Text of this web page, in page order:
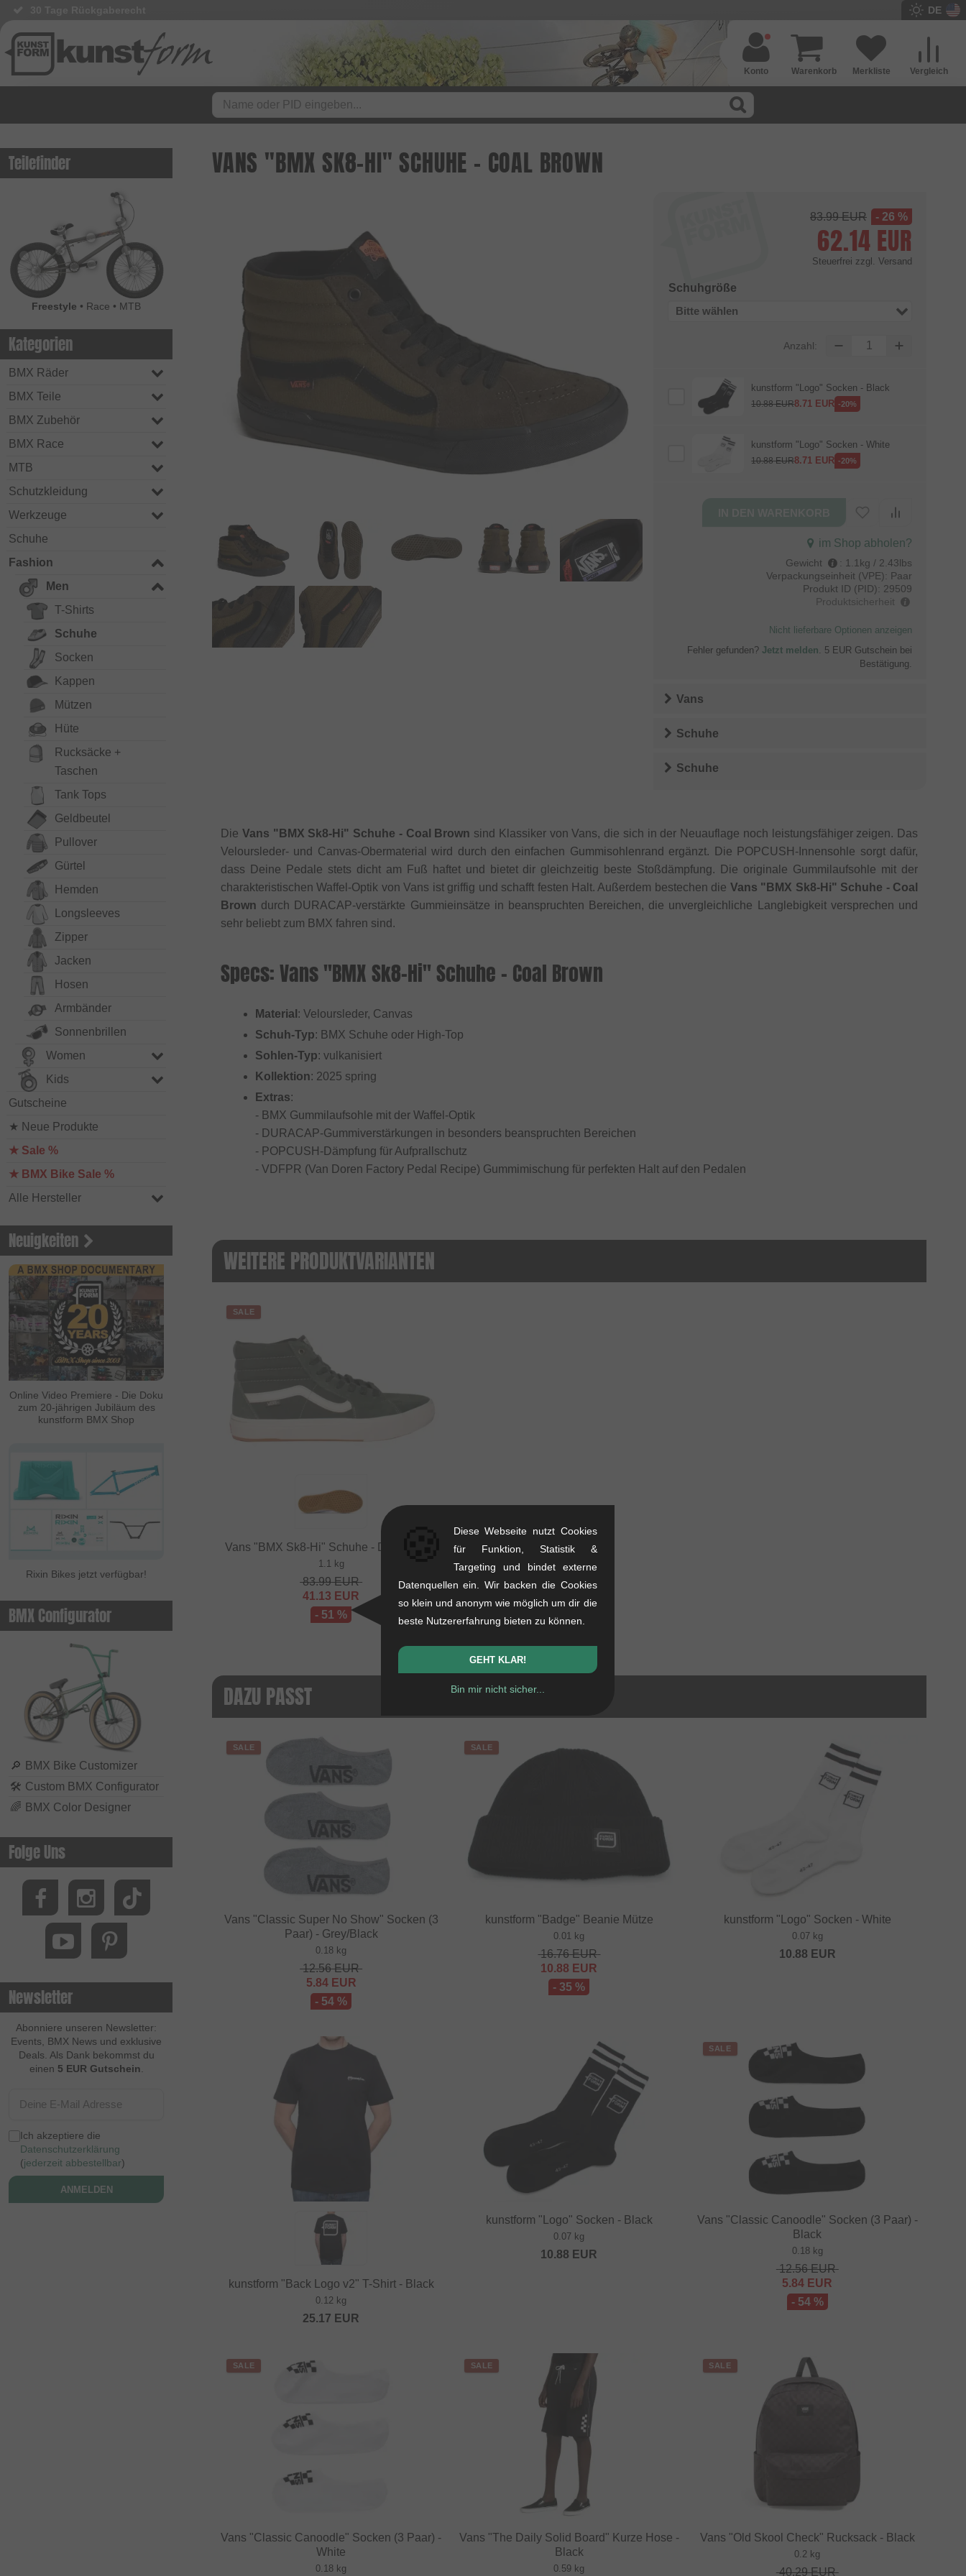
DE
Vergleich
Merkliste
Warenkorb
Konto
Teilefinder
Freestyle • Race • MTB
Kategorien
BMX Räder
BMX Teile
BMX Zubehör
BMX Race
MTB
Schutzkleidung
Werkzeuge
Schuhe
Fashion
Men
T-Shirts
Schuhe
Socken
Kappen
Mützen
Hüte
Rucksäcke +
Taschen
Tank Tops
Geldbeutel
Pullover
Gürtel
Hemden
Long­sleeves
Zipper
Jacken
Hosen
Armbänder
Sonnenbrillen
Women
Kids
Gutscheine
★ Neue Produkte
★ Sale %
★ BMX Bike Sale %
Alle Hersteller
Neuigkeiten
Online Video Premiere - Die Doku
zum 20-jährigen Jubiläum des
kunstform BMX Shop
Rixin Bikes jetzt verfügbar!
BMX Configurator
🔎 BMX Bike Customizer
🛠 Custom BMX Configurator
🌈 BMX Color Designer
Folge Uns
Newsletter
Abonniere unseren Newsletter:
Events, BMX News und exklusive
Deals. Als Dank bekommst du
einen 5 EUR Gutschein
Ich akzeptiere die
Datenschutzerklärung
(jederzeit abbestellbar)
ANMELDEN
VANS "BMX SK8-HI" SCHUHE - COAL BROWN
83.99EUR - 26 %
62.14 EUR
Steuerfrei zzgl. Versand
Schuhgröße
Bitte wählen
Anzahl:
kunstform "Logo" Socken - Black
10.88EUR8.71 EUR -20%
kunstform "Logo" Socken - White
10.88EUR8.71 EUR -20%
im Shop abholen?
Gewicht : 1.1kg / 2.43lbs
Verpackungseinheit (VPE): Paar
Produkt ID (PID): 29509
Produktsicherheit
Nicht lieferbare Optionen anzeigen
Fehler gefunden? Jetzt melden. 5 EUR Gutschein bei
Bestätigung.
Vans
Schuhe
Schuhe
Die Vans "BMX Sk8-Hi" Schuhe - Coal Brown sind Klassiker von Vans, die sich in der Neuauflage noch leistungsfähiger zeigen. Das
Veloursleder- und Canvas-Obermaterial wird durch den einfachen Gummisohlenrand ergänzt. Die POPCUSH-Innensohle sorgt dafür,
dass Deine Pedale stets dicht am Fuß haftet und bietet dir gleichzeitig beste Stoßdämpfung. Die originale Gummilaufsohle mit der
charakteristischen Waffel-Optik von Vans ist griffig und schafft festen Halt. Außerdem bestechen die Vans "BMX Sk8-Hi" Schuhe - Coal
Brown durch DURACAP-verstärkte Gummieinsätze in beanspruchten Bereichen, die unvergleichliche Langlebigkeit versprechen und
sehr beliebt zum BMX fahren sind.
Specs: Vans "BMX Sk8-Hi" Schuhe - Coal Brown
Material : Veloursleder, Canvas
Schuh-Typ: BMX Schuhe oder High-Top
Sohlen-Typ: vulkanisiert
Kollektion: 2025 spring
Extras:
- BMX Gummilaufsohle mit der Waffel-Optik
- DURACAP-Gummiverstärkungen in besonders beanspruchten Bereichen
- POPCUSH-Dämpfung für Aufprallschutz
- VDFPR (Van Doren Factory Pedal Recipe) Gummimischung für perfekten Halt auf den Pedalen
WEITERE PRODUKTVARIANTEN
SALE
Vans "BMX Sk8-Hi" Schuhe - Dark Forest
1.1 kg
83.99EUR
41.13 EUR
- 51 %
DAZU PASST
SALE
Vans "Classic Super No Show" Socken (3
Paar) - Grey/Black
0.18 kg
12.56EUR
5.84EUR
- 54 %
SALE
kunstform "Badge" Beanie Mütze
0.01 kg
16.76EUR
10.88 EUR
- 35 %
kunstform "Logo" Socken - White
0.07 kg
10.88 EUR
kunstform "Back Logo v2" T-Shirt - Black
0.12 kg
25.17 EUR
kunstform "Logo" Socken - Black
0.07 kg
10.88 EUR
SALE
Vans "Classic Canoodle" Socken (3 Paar) -
Black
0.18 kg
12.56EUR
5.84 EUR
- 54 %
SALE
Vans "Classic Canoodle" Socken (3 Paar) -
White
0.18 kg
SALE
Vans "The Daily Solid Board" Kurze Hose -
Black
0.59 kg
SALE
Vans "Old Skool Check" Rucksack - Black
0.2 kg
40.29EUR
Diese Webseite nutzt Cookies
für Funktion, Statistik &
Targeting und bindet externe
Datenquellen ein. Wir backen die Cookies
so klein und anonym wie möglich um dir die
beste Nutzererfahrung bieten zu können.
GEHT KLAR!
Bin mir nicht sicher...